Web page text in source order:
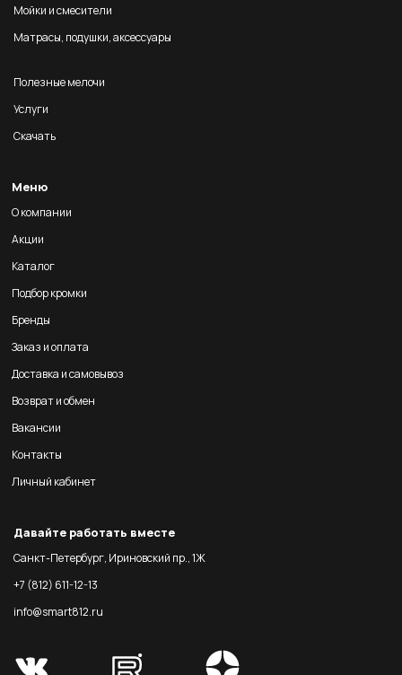
Мойки и смесители
Матрасы, подушки, аксессуары
Полезные мелочи
Услуги
Скачать
Меню
О компании
Акции
Каталог
Подбор кромки
Бренды
Заказ и оплата
Доставка и самовывоз
Возврат и обмен
Вакансии
Контакты
Личный кабинет
Давайте работать вместе
Санкт-Петербург, Ириновский пр., 1Ж
+7 (812) 611-12-13
info@smart812.ru